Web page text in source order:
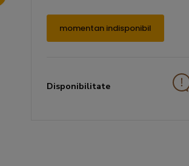
momentan indisponibil
Disponibilitate